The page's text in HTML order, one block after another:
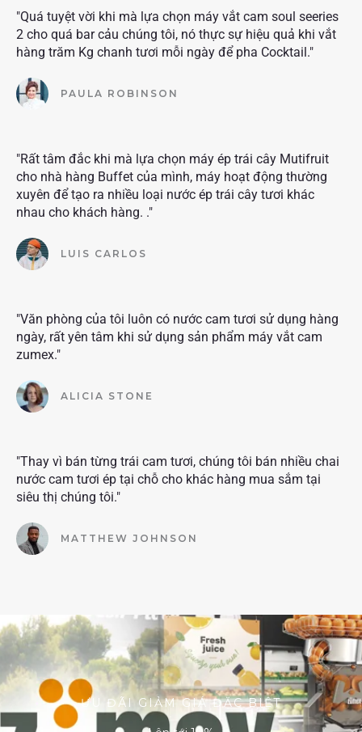
"Quá tuyệt vời khi mà lựa chọn máy vắt cam soul seeries
2 cho quá bar cảu chúng tôi, nó thực sự hiệu quả khi vắt
hàng trăm Kg chanh tươi mỗi ngày để pha Cocktail."
PAULA ROBINSON
"Rất tâm đắc khi mà lựa chọn máy ép trái cây Mutifruit
cho nhà hàng Buffet của mình, máy hoạt động thường
xuyên để tạo ra nhiều loại nước ép trái cây tươi khác
nhau cho khách hàng. ."
LUIS CARLOS
"Văn phòng của tôi luôn có nước cam tươi sử dụng hàng
ngày, rất yên tâm khi sử dụng sản phẩm máy vắt cam
zumex."
ALICIA STONE
"Thay vì bán từng trái cam tươi, chúng tôi bán nhiều chai
nước cam tươi ép tại chỗ cho khác hàng mua sắm tại
siêu thị chúng tôi."
MATTHEW JOHNSON
ƯU ĐÃI GIẢM GIÁ ĐẶC BIỆT